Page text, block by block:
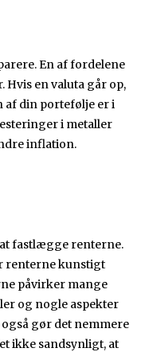
En af fordelene
Hvis en valuta går op,
af din portefølje er i
i metaller
inflation.
fastlægge renterne.
renterne kunstigt
påvirker mange
og nogle aspekter
gør det nemmere
ikke sandsynligt, at